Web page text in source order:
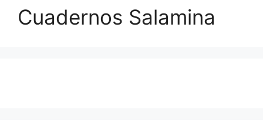
Cuadernos Salamina